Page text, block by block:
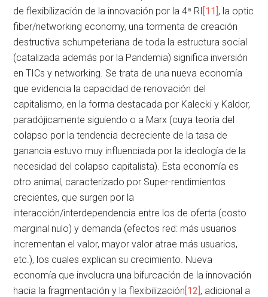
de flexibilización de la innovación por la 4ª RI [11], la optic
fiber/networking economy, una tormenta de creación
destructiva schumpeteriana de toda la estructura social
(catalizada además por la Pandemia) significa inversión
en TICs y networking. Se trata de una nueva economía
que evidencia la capacidad de renovación del
capitalismo, en la forma destacada por Kalecki y Kaldor,
paradójicamente siguiendo o a Marx (cuya teoría del
colapso por la tendencia decreciente de la tasa de
ganancia estuvo muy influenciada por la ideología de la
necesidad del colapso capitalista). Esta economía es
otro animal, caracterizado por Super-rendimientos
crecientes, que surgen por la
interacción/interdependencia entre los de oferta (costo
marginal nulo) y demanda (efectos red: más usuarios
incrementan el valor, mayor valor atrae más usuarios,
etc.), los cuales explican su crecimiento. Nueva
economía que involucra una bifurcación de la innovación
hacia la fragmentación y la flexibilización[12], adicional a